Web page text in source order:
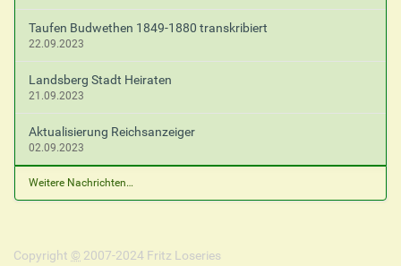
Taufen Budwethen 1849-1880 transkribiert
22.09.2023
Landsberg Stadt Heiraten
21.09.2023
Aktualisierung Reichsanzeiger
02.09.2023
Weitere Nachrichten…
Copyright © 2007-2024 Fritz Loseries